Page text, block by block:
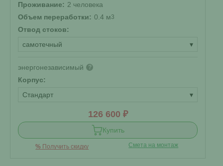
Проживание: 2 человека
Объем переработки: 0.4 м3
Отвод стоков:
самотечный
▾
энергонезависимый ?
Корпус:
Стандарт
▾
126 600 ₽
Купить
% Получить скидку Смета на монтаж